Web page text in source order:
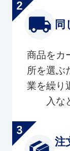
同
商品をカ
所を選ぶ
業を繰り
入な
注